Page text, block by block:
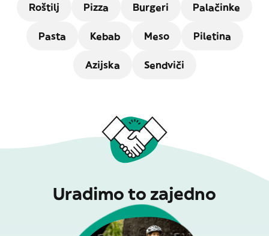
Roštilj Pizza Burgeri Palačinke
Pasta Kebab Meso Piletina
Azijska Sendviči
Uradimo to zajedno